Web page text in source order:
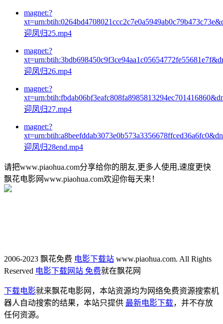
magnet:?
迎凤归25.mp4
magnet:?
迎凤归26.mp4
magnet:?
迎凤归27.mp4
magnet:?
迎凤归28end.mp4
请把www.piaohua.com分享给你的朋友,更多人使用,速度更快
飘花电影网www.piaohua.com欢迎你每天来！
2006-2023 飘花免费 电影下载站 www.piaohua.com. All Rights
Reserved 电影下载网站 免费就在飘花网
下载电影就来飘花电影网，本站资源均为网络免费资源搜索机
器人自动搜索的结果，本站只提供 最新电影下载，并不存放
任何资源。